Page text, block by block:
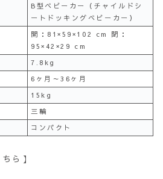
B型ベビーカー（チャイルドシ
ートドッキングベビーカー）
開：81×59×102 cm 閉：
95×42×29 cm
7.8kg
6ヶ月～36ヶ月
15kg
三輪
コンパクト
ら】